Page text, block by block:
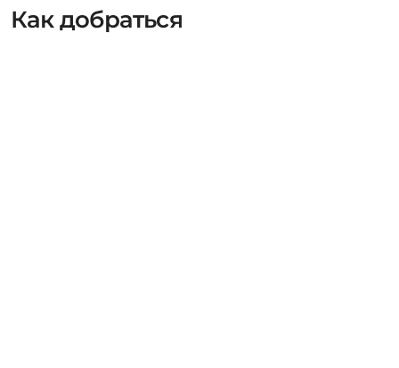
Как добраться